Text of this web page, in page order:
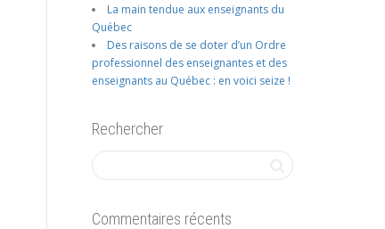
La main tendue aux enseignants du
Québec
Des raisons de se doter d’un Ordre
professionnel des enseignantes et des
enseignants au Québec : en voici seize !
Rechercher
Commentaires récents